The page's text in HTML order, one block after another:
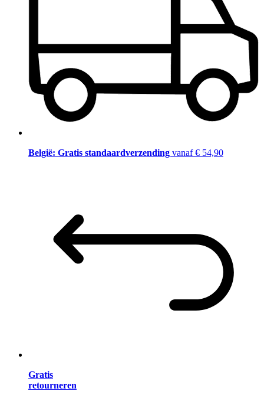
België: Gratis standaardverzending vanaf € 54,90
Gratis
retourneren